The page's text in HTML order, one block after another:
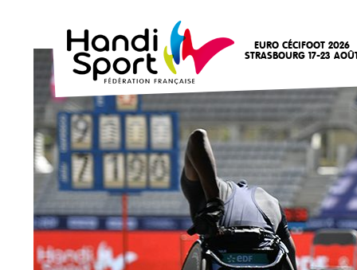
EURO CÉCIFOOT 2026
STRASBOURG 17-23